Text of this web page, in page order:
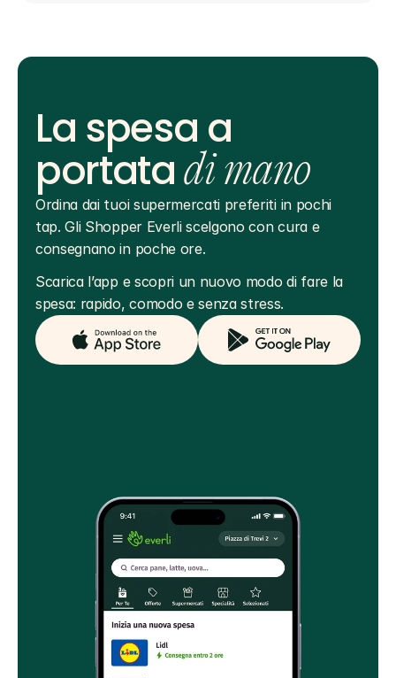
La spesa a
portatadi mano
Ordina dai tuoi supermercati preferiti in pochi
tap. Gli Shopper Everli scelgono con cura e
consegnano in poche ore.
Scarica l’app e scopri un nuovo modo di fare la
spesa: rapido, comodo e senza stress.